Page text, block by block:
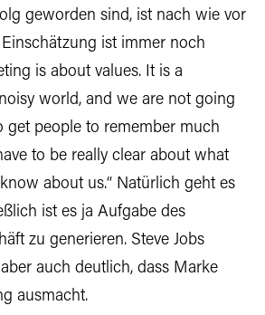
geworden sind, ist nach wie vor
Einschätzung ist immer noch
is about values. It is a
world, and we are not going
get people to remember much
to be really clear about what
about us.“ Natürlich geht es
ist es ja Aufgabe des
zu generieren. Steve Jobs
auch deutlich, dass Marke
ausmacht.